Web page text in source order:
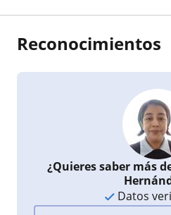
Reconocimientos
¿Quieres saber más
Datos